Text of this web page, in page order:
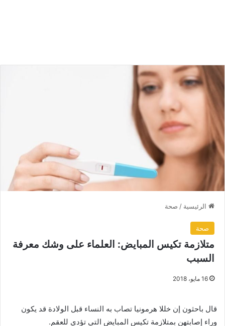
الرئيسية / صحة
صحة
متلازمة تكيس المبايض: العلماء على وشك معرفة
السبب
16 مايو، 2018
قال باحثون إن خللا هرمونيا تصاب به النساء قبل الولادة قد يكون
وراء إصابتهن بمتلازمة تكيس المبايض التي تؤدي للعقم.